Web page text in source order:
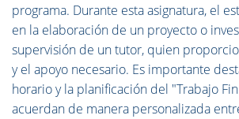
programa. Durante esta asignatura, el
en la elaboración de un proyecto o
supervisión de un tutor, quien
y el apoyo necesario. Es importante
horario y la planificación del "Trabajo
acuerdan de manera personalizada